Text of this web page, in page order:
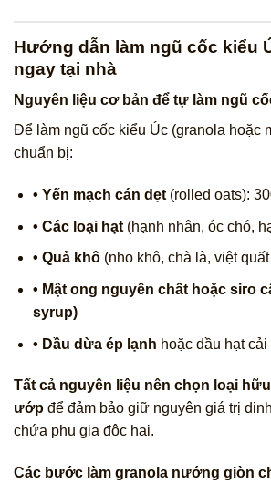
Hướng dẫn làm ngũ cốc kiểu
ngay tại nhà
Nguyên liệu cơ bản để tự làm ngũ
Để làm ngũ cốc kiểu Úc (granola hoặc
chuẩn bị:
• Yến mạch cán dẹt(rolled oats):
• Các loại hạt(hạnh nhân, óc chó,
• Quả khô(nho khô, chà là, việt
• Mật ong nguyên chất hoặc siro
syrup)
• Dầu dừa ép lạnh hoặc dầu hạt cải
Tất cả nguyên liệu nên chọn loại
ướp để đảm bảo giữ nguyên giá trị
chứa phụ gia độc hại.
Các bước làm granola nướng giòn